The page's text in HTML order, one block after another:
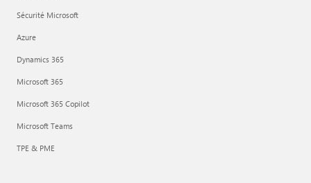
Sécurité Microsoft
Azure
Dynamics 365
Microsoft 365
Microsoft 365 Copilot
Microsoft Teams
TPE & PME